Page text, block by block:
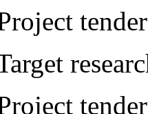
tender
tender